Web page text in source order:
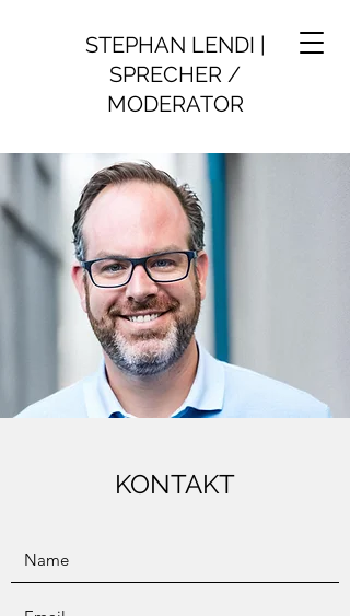
STEPHAN LENDI |
SPRECHER /
MODERATOR
KONTAKT